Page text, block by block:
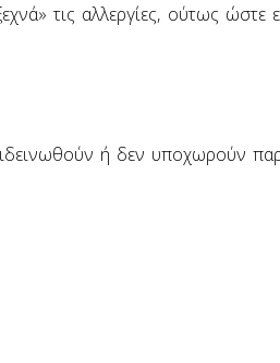
τις αλλεργίες, ούτως ώστε
ή δεν υποχωρούν